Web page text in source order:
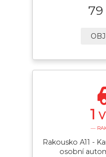
79
1
—
Rakousko A11 -
osobní